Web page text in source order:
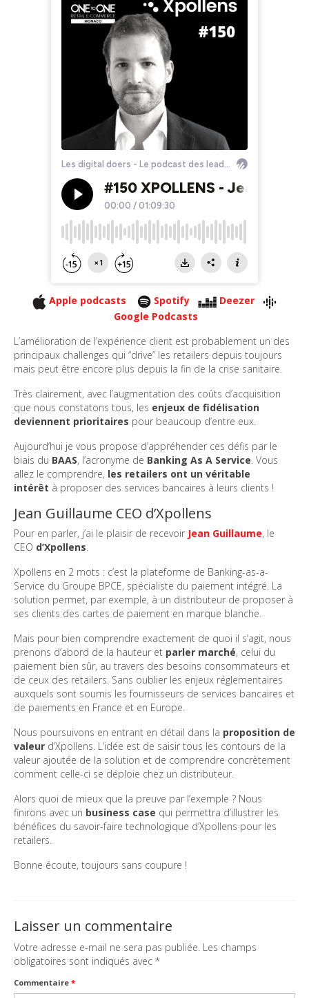
Apple podcasts Spotify
Deezer
Google Podcasts
L’amélioration de l’expérience client est probablement un des
principaux challenges qui “drive” les retailers depuis toujours
mais peut être encore plus depuis la fin de la crise sanitaire.
Très clairement, avec l’augmentation des coûts d’acquisition
que nous constatons tous, les enjeux de fidélisation
deviennent prioritaires pour beaucoup d’entre eux.
Aujourd’hui je vous propose d’appréhender ces défis par le
biais du BAAS, l’acronyme de Banking As A Service. Vous
allez le comprendre, les retailers ont un véritable
intérêt à proposer des services bancaires à leurs clients !
Jean Guillaume CEO d’Xpollens
Pour en parler, j’ai le plaisir de recevoir Jean Guillaume, le
CEO d’Xpollens.
Xpollens en 2 mots : c’est la plateforme de Banking-as-a-
Service du Groupe BPCE, spécialiste du paiement intégré. La
solution permet, par exemple, à un distributeur de proposer à
ses clients des cartes de paiement en marque blanche.
Mais pour bien comprendre exactement de quoi il s’agit, nous
prenons d’abord de la hauteur et parler marché, celui du
paiement bien sûr, au travers des besoins consommateurs et
de ceux des retailers. Sans oublier les enjeux réglementaires
auxquels sont soumis les fournisseurs de services bancaires et
de paiements en France et en Europe.
Nous poursuivons en entrant en détail dans la proposition de
valeur d’Xpollens. L’idée est de saisir tous les contours de la
valeur ajoutée de la solution et de comprendre concrètement
comment celle-ci se déploie chez un distributeur.
Alors quoi de mieux que la preuve par l’exemple ? Nous
finirons avec un business case qui permettra d’illustrer les
bénéfices du savoir-faire technologique d’Xpollens pour les
retailers.
Bonne écoute, toujours sans coupure !
Laisser un commentaire
Votre adresse e-mail ne sera pas publiée. Les champs
obligatoires sont indiqués avec *
Commentaire *